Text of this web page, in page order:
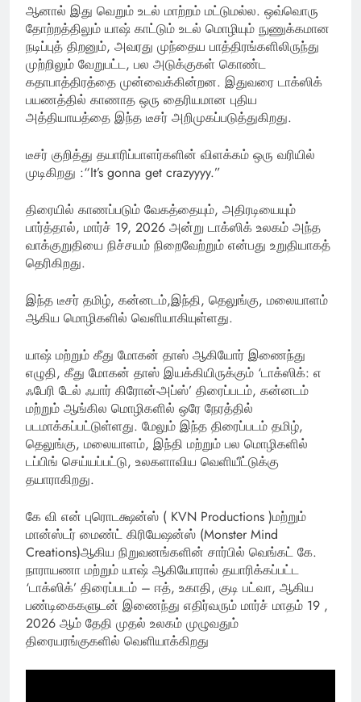
ஆனால் இது வெறும் உடல் மாற்றம் மட்டுமல்ல. ஒவ்வொரு
தோற்றத்திலும் யாஷ் காட்டும் உடல் மொழியும் நுணுக்கமான
நடிப்புத் திறனும், அவரது முந்தைய பாத்திரங்களிலிருந்து
முற்றிலும் வேறுபட்ட, பல அடுக்குகள் கொண்ட
கதாபாத்திரத்தை முன்வைக்கின்றன. இதுவரை டாக்ஸிக்
பயணத்தில் காணாத ஒரு தைரியமான புதிய
அத்தியாயத்தை இந்த டீசர் அறிமுகப்படுத்துகிறது.
டீசர் குறித்து தயாரிப்பாளர்களின் விளக்கம் ஒரு வரியில்
முடிகிறது :“It’s gonna get crazyyyy.”
திரையில் காணப்படும் வேகத்தையும், அதிரடியையும்
பார்த்தால், மார்ச் 19, 2026 அன்று டாக்ஸிக் உலகம் அந்த
வாக்குறுதியை நிச்சயம் நிறைவேற்றும் என்பது உறுதியாகத்
தெரிகிறது.
இந்த டீசர் தமிழ், கன்னடம்,இந்தி, தெலுங்கு, மலையாளம்
ஆகிய மொழிகளில் வெளியாகியுள்ளது.
யாஷ் மற்றும் கீது மோகன் தாஸ் ஆகியோர் இணைந்து
எழுதி, கீது மோகன் தாஸ் இயக்கியிருக்கும் ‘டாக்ஸிக்: எ
ஃபேரி டேல் ஃபார் கிரோன்-அப்ஸ்’ திரைப்படம், கன்னடம்
மற்றும் ஆங்கில மொழிகளில் ஒரே நேரத்தில்
படமாக்கப்பட்டுள்ளது. மேலும் இந்த திரைப்படம் தமிழ்,
தெலுங்கு, மலையாளம், இந்தி மற்றும் பல மொழிகளில்
டப்பிங் செய்யப்பட்டு, உலகளாவிய வெளியீட்டுக்கு
தயாராகிறது.
கே வி என் புரொடக்ஷன்ஸ் ( KVN Productions )மற்றும்
மான்ஸ்டர் மைண்ட் கிரியேஷன்ஸ் (Monster Mind
Creations)ஆகிய நிறுவனங்களின் சார்பில் வெங்கட் கே.
நாராயணா மற்றும் யாஷ் ஆகியோரால் தயாரிக்கப்பட்ட
‘டாக்ஸிக்’ திரைப்படம் – ஈத், உகாதி, குடி பட்வா, ஆகிய
பண்டிகைகளுடன் இணைந்து எதிர்வரும் மார்ச் மாதம் 19 ,
2026 ஆம் தேதி முதல் உலகம் முழுவதும்
திரையரங்குகளில் வெளியாக்கிறது